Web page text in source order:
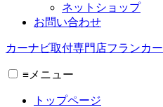
ネットショップ
お問い合わせ
カーナビ取付専⾨店フランカー
≡ メニュー
トップページ